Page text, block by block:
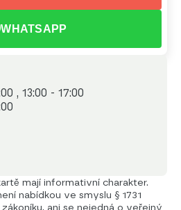
WHATSAPP
, 13:00 - 17:00
mají informativní charakter.
nabídkou ve smyslu § 1731
ani se nejedná o veřejný